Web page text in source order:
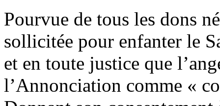
Pourvue de tous les dons
sollicitée pour enfanter le
et en toute justice que
l’Annonciation comme «